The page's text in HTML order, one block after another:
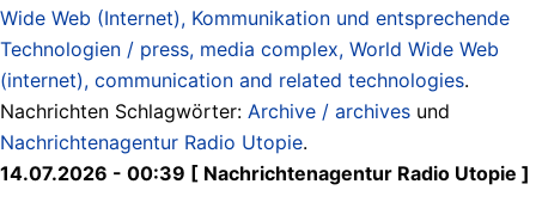
Wide Web (Internet), Kommunikation und entsprechende
Technologien / press, media complex, World Wide Web
(internet), communication and related technologies.
Nachrichten Schlagwörter: Archive / archives und
Nachrichtenagentur Radio Utopie.
14.07.2026 - 00:39 [ Nachrichtenagentur Radio Utopie ]